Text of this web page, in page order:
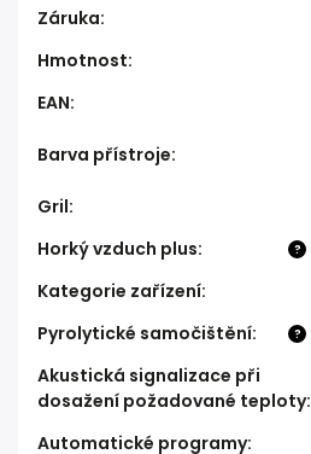
Záruka:
Hmotnost:
EAN:
Barva přístroje:
Gril:
?
Horký vzduch plus:
Kategorie zařízení:
?
Pyrolytické samočištění:
Akustická signalizace při
dosažení požadované teploty:
Automatické programy: